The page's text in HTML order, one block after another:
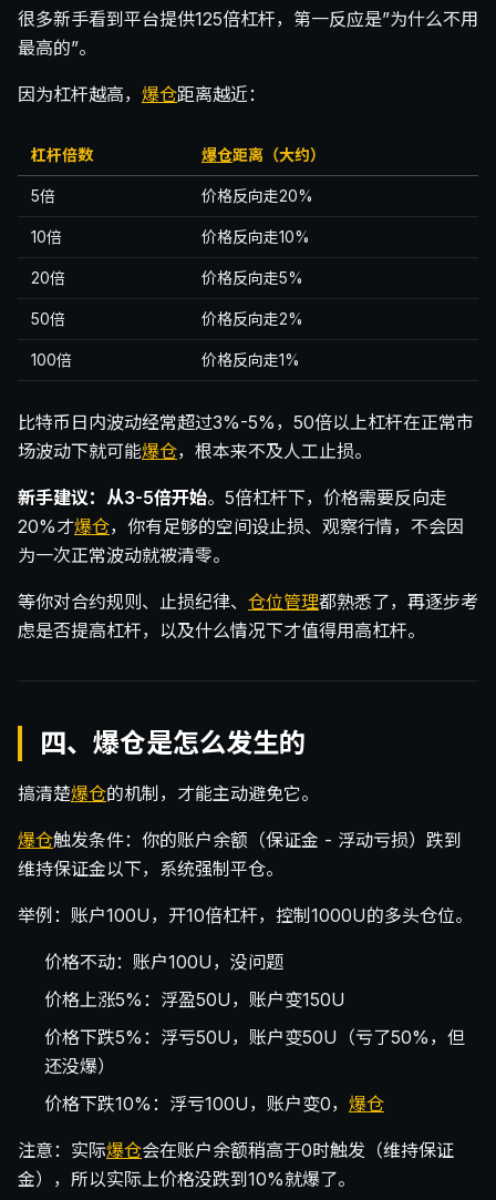
很多新手看到平台提供125倍杠杆，第一反应是”为什么不用
最高的”。
因为杠杆越高， 爆仓距离越近：
杠杆倍数 爆仓距离（大约）
5倍 价格反向走20%
10倍 价格反向走10%
20倍 价格反向走5%
50倍 价格反向走2%
100倍 价格反向走1%
比特币日内波动经常超过3%-5%，50倍以上杠杆在正常市
场波动下就可能爆仓，根本来不及人工止损。
新手建议：从3-5倍开始。5倍杠杆下，价格需要反向走
20%才爆仓，你有足够的空间设止损、观察行情，不会因
为一次正常波动就被清零。
等你对合约规则、止损纪律、 仓位管理都熟悉了，再逐步考
虑是否提高杠杆，以及什么情况下才值得用高杠杆。
四、爆仓是怎么发生的
搞清楚爆仓的机制，才能主动避免它。
爆仓触发条件：你的账户余额（保证金 - 浮动亏损）跌到
维持保证金以下，系统强制平仓。
举例：账户100U，开10倍杠杆，控制1000U的多头仓位。
价格不动：账户100U，没问题
价格上涨5%：浮盈50U，账户变150U
价格下跌5%：浮亏50U，账户变50U（亏了50%，但
还没爆）
价格下跌10%：浮亏100U，账户变0， 爆仓
注意：实际爆仓会在账户余额稍高于0时触发（维持保证
金），所以实际上价格没跌到10%就爆了。